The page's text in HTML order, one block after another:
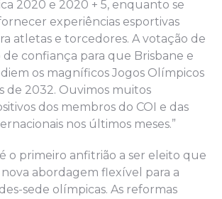
2020 e 2020 + 5, enquanto se
experiências esportivas
atletas e torcedores. A votação de
confiança para que Brisbane e
os magníficos Jogos Olímpicos
de 2032. Ouvimos muitos
dos membros do COI e das
nos últimos meses.”
o primeiro anfitrião a ser eleito que
abordagem flexível para a
sede olímpicas. As reformas